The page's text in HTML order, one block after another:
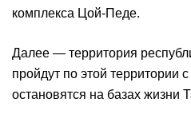
комплекса Цой-Педе.
Далее — территория
пройдут по этой территории
остановятся на базах жизни